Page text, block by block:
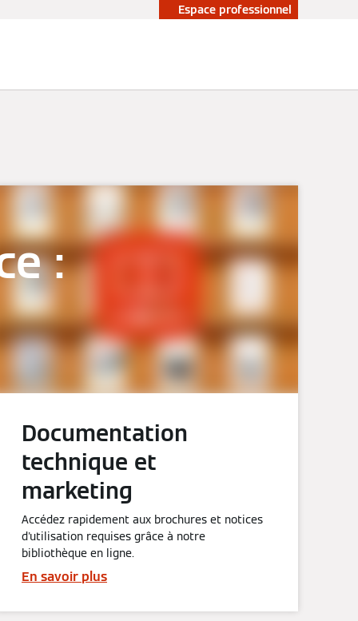
Espace professionnel
:
Documentation
technique et
marketing
Accédez rapidement aux brochures et notices
d'utilisation requises grâce à notre
bibliothèque en ligne.
En savoir plus